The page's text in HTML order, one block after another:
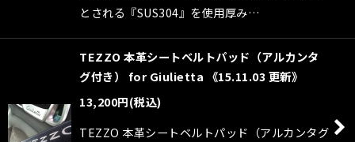
とされる『SUS304』を使用厚み…
TEZZO 本革シートベルトパッド（アルカンタ
グ付き） for Giulietta 《15.11.03 更新》
13,200円(税込)
TEZZO 本革シートベルトパッド（アルカンタグ